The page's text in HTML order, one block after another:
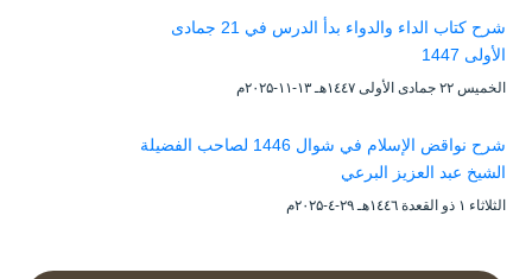
شرح كتاب الداء والدواء بدأ الدرس في 21 جمادى
الأولى 1447
الخميس ۲۲ جمادى الأولى ۱٤٤۷هـ ۱۳-۱۱-۲۰۲۵م
شرح نواقض الإسلام في شوال 1446 لصاحب الفضيلة
الشيخ عبد العزيز البرعي
الثلاثاء ۱ ذو القعدة ۱٤٤٦هـ ۲۹-٤-۲۰۲۵م